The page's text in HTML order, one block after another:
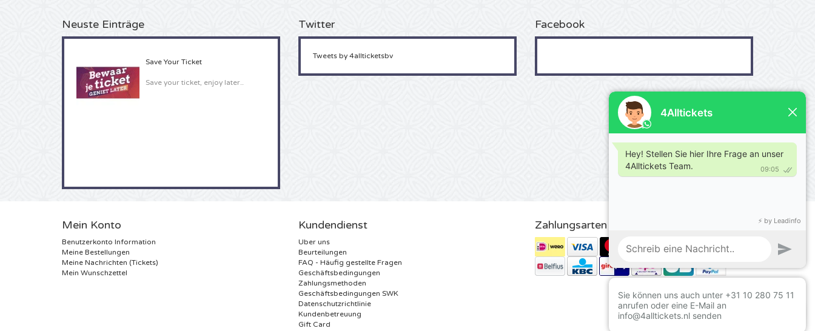
Neuste Einträge
Save Your Ticket
Save your ticket, enjoy later..
Twitter
Tweets by 4allticketsbv
Facebook
Mein Konto
Benutzerkonto Information
Meine Bestellungen
Meine Nachrichten (Tickets)
Mein Wunschzettel
Kundendienst
Uber uns
Beurteilungen
FAQ - Häufig gestellte Fragen
Geschäftsbedingungen
Zahlungsmethoden
Geschäftsbedingungen SWK
Datenschutzrichtlinie
Kundenbetreuung
Gift Card
Zahlungsarten